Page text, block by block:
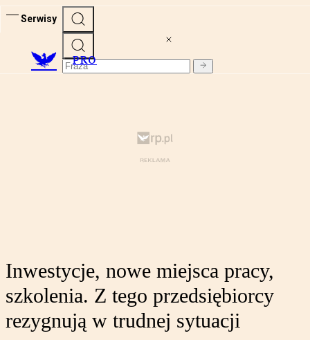
Serwisy
PRO
Inwestycje, nowe miejsca pracy,
szkolenia. Z tego przedsiębiorcy
rezygnują w trudnej sytuacji